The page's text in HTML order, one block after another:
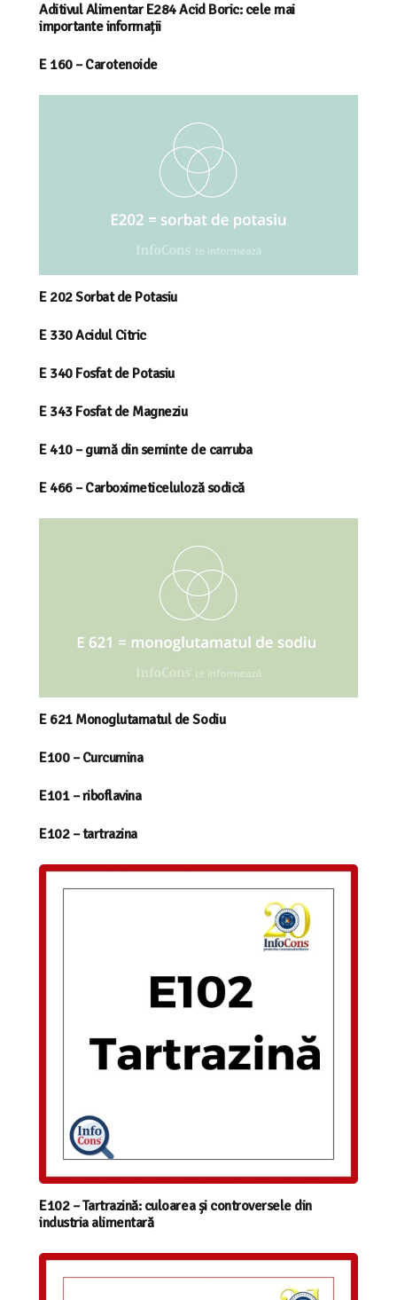
Aditivul Alimentar E284 Acid Boric: cele mai
importante informații
E 160 – Carotenoide
E 202 Sorbat de Potasiu
E 330 Acidul Citric
E 340 Fosfat de Potasiu
E 343 Fosfat de Magneziu
E 410 – gumă din seminte de carruba
E 466 – Carboximeticeluloză sodică
E 621 Monoglutamatul de Sodiu
E100 – Curcumina
E101 – riboflavina
E102 – tartrazina
E102 – Tartrazină: culoarea și controversele din
industria alimentară